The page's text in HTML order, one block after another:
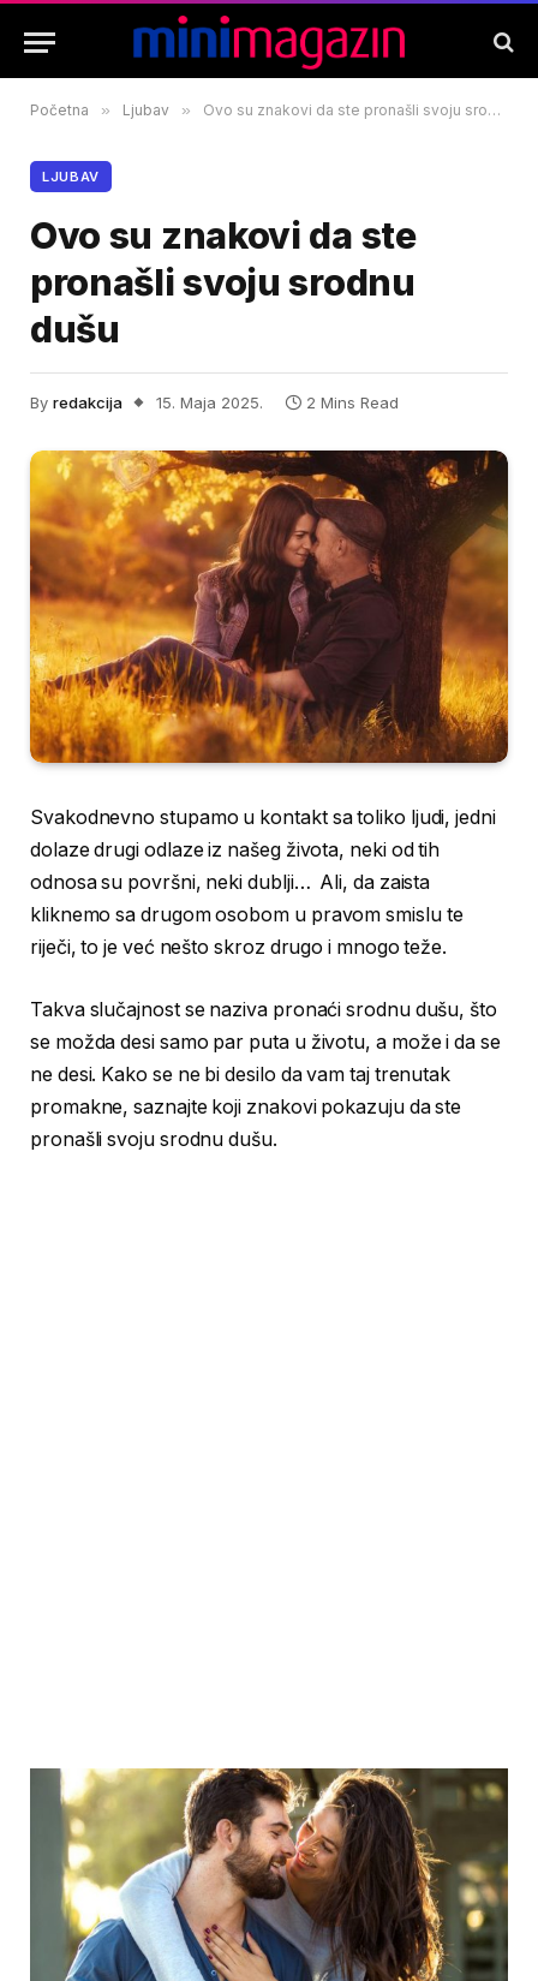
Početna » Ljubav » Ovo su znakovi da ste pronašli svoju srodnu dušu
LJUBAV
Ovo su znakovi da ste
pronašli svoju srodnu
dušu
By redakcija 15. Maja 2025. 2 Mins Read
Svakodnevno stupamo u kontakt sa toliko ljudi, jedni
dolaze drugi odlaze iz našeg života, neki od tih
odnosa su površni, neki dublji… Ali, da zaista
kliknemo sa drugom osobom u pravom smislu te
riječi, to je već nešto skroz drugo i mnogo teže.
Takva slučajnost se naziva pronaći srodnu dušu, što
se možda desi samo par puta u životu, a može i da se
ne desi. Kako se ne bi desilo da vam taj trenutak
promakne, saznajte koji znakovi pokazuju da ste
pronašli svoju srodnu dušu.